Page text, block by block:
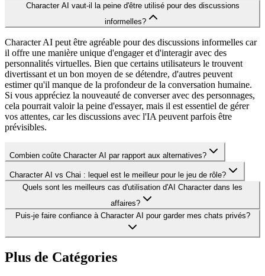
Character AI vaut-il la peine d'être utilisé pour des discussions
informelles?
Character AI peut être agréable pour des discussions informelles car
il offre une manière unique d'engager et d'interagir avec des
personnalités virtuelles. Bien que certains utilisateurs le trouvent
divertissant et un bon moyen de se détendre, d'autres peuvent
estimer qu'il manque de la profondeur de la conversation humaine.
Si vous appréciez la nouveauté de converser avec des personnages,
cela pourrait valoir la peine d'essayer, mais il est essentiel de gérer
vos attentes, car les discussions avec l'IA peuvent parfois être
prévisibles.
Combien coûte Character AI par rapport aux alternatives?
Character AI vs Chai : lequel est le meilleur pour le jeu de rôle?
Quels sont les meilleurs cas d'utilisation d'AI Character dans les
affaires?
Puis-je faire confiance à Character AI pour garder mes chats privés?
Plus de Catégories